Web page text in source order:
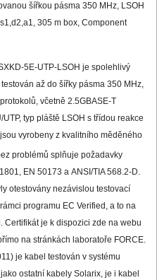
šířkou pásma 350 MHz, LSOH
305 m box, Component
5E-UTP-LSOH je spolehlivý
až do šířky pásma 350 MHz,
včetně 2.5GBASE-T
typ pláště LSOH s třídou reakce
vyrobeny z kvalitního měděného
problémů splňuje požadavky
EN 50173 a ANSI/TIA 568.2-D.
otestovány nezávislou testovací
programu EC Verified, a to na
Certifikát je k dispozici zde na webu
na stránkách laboratoře FORCE.
je kabel testován v systému
ostatní kabely Solarix, je i kabel